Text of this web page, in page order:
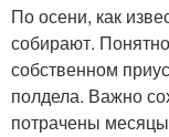
По осени, как
собирают.
собственном
полдела. Важно
потрачены